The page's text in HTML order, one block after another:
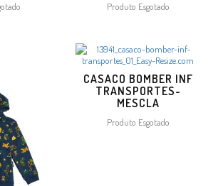
Produto Esgotado
CASACO BOMBER INF
TRANSPORTES-
MESCLA
Produto Esgotado